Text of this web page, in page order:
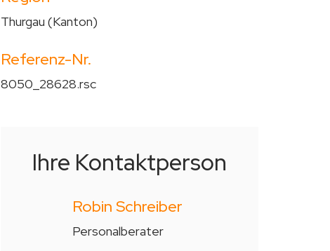
Thurgau (Kanton)
Referenz-Nr.
8050_28628.rsc
Ihre Kontaktperson
Robin Schreiber
Personalberater